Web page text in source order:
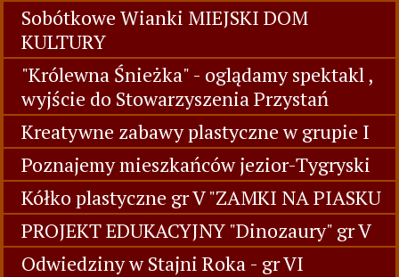
Sobótkowe Wianki MIEJSKI DOM
KULTURY
"Królewna Śnieżka" - oglądamy spektakl ,
wyjście do Stowarzyszenia Przystań
Kreatywne zabawy plastyczne w grupie I
Poznajemy mieszkańców jezior-Tygryski
Kółko plastyczne gr V "ZAMKI NA PIASKU
PROJEKT EDUKACYJNY "Dinozaury" gr V
Odwiedziny w Stajni Roka - gr VI